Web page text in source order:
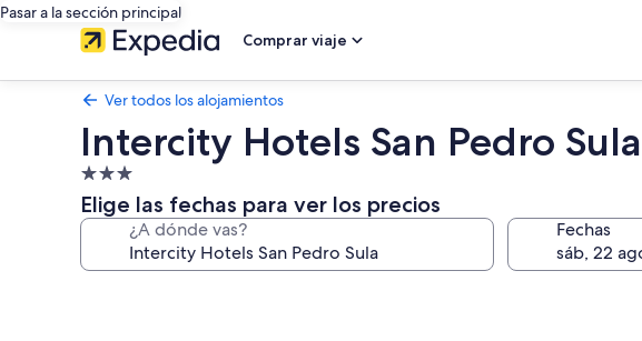
Pasar a la sección principal
Comprar viaje
Ver todos los alojamientos
Intercity Hotels San Pedro Sula
Alojamiento
de
3.0 estrellas
Elige las fechas para ver los precios
¿A dónde vas? Fechas